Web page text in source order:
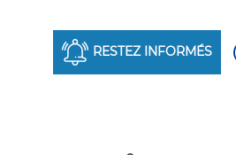
RESTEZ INFORMÉS